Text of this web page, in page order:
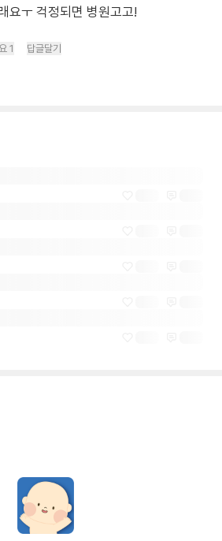
요ㅜ 걱정되면 병원고고!
1 답글달기